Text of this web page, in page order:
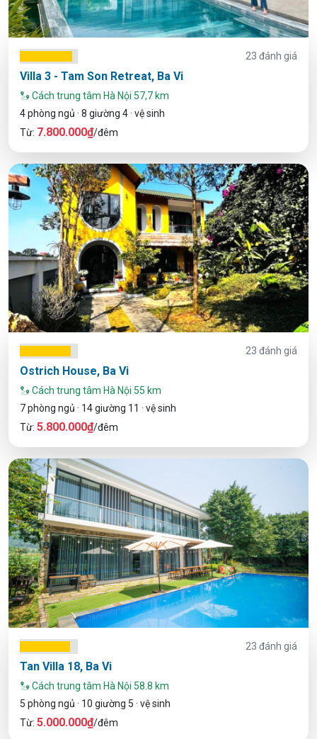
23 đánh giá
Villa 3 - Tam Son Retreat, Ba Vi
Cách trung tâm Hà Nội 57,7 km
4 phòng ngủ · 8 giường 4 · vệ sinh
Từ: 7.800.000₫/đêm
23 đánh giá
Ostrich House, Ba Vi
Cách trung tâm Hà Nội 55 km
7 phòng ngủ · 14 giường 11 · vệ sinh
Từ: 5.800.000₫/đêm
23 đánh giá
Tan Villa 18, Ba Vi
Cách trung tâm Hà Nội 58.8 km
5 phòng ngủ · 10 giường 5 · vệ sinh
Từ: 5.000.000₫/đêm